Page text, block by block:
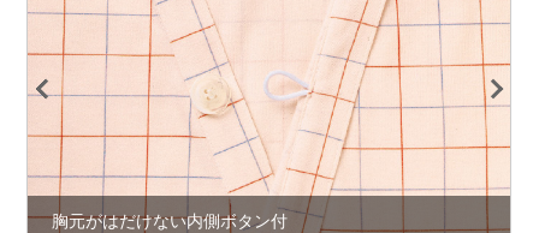
胸元がはだけない内側ボタン付